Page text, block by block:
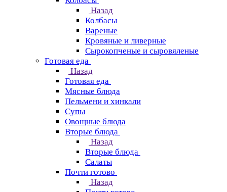
Назад
Колбасы
Вареные
Кровяные и ливерные
Сырокопченые и сыровяленые
Готовая еда
Назад
Готовая еда
Мясные блюда
Пельмени и хинкали
Супы
Овощные блюда
Вторые блюда
Назад
Вторые блюда
Салаты
Почти готово
Назад